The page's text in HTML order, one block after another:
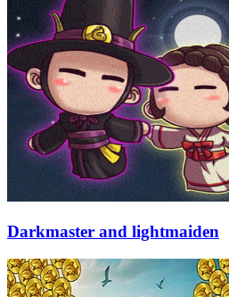
Darkmaster and lightmaiden